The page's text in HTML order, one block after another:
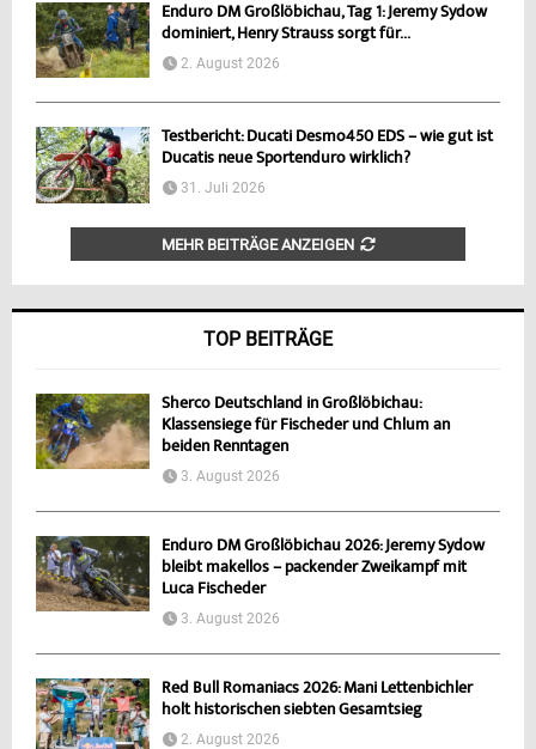
Enduro DM Großlöbichau, Tag 1: Jeremy Sydow
dominiert, Henry Strauss sorgt für...
2. August 2026
Testbericht: Ducati Desmo450 EDS – wie gut ist
Ducatis neue Sportenduro wirklich?
31. Juli 2026
MEHR BEITRÄGE ANZEIGEN
TOP BEITRÄGE
Sherco Deutschland in Großlöbichau:
Klassensiege für Fischeder und Chlum an
beiden Renntagen
3. August 2026
Enduro DM Großlöbichau 2026: Jeremy Sydow
bleibt makellos – packender Zweikampf mit
Luca Fischeder
3. August 2026
Red Bull Romaniacs 2026: Mani Lettenbichler
holt historischen siebten Gesamtsieg
2. August 2026